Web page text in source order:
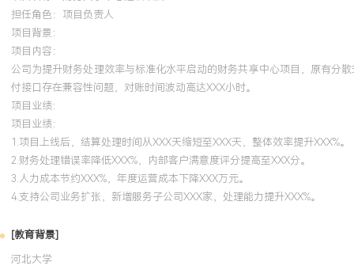
担任角色： 项目负责人
项目背景：
项目内容：
公司为提升财务处理效率与标准化水平启动的财务共享中心项目，原有分
付接口存在兼容性问题，对账时间波动高达XXX小时。
项目业绩：
项目业绩：
1.项目上线后，结算处理时间从XXX天缩短至XXX天，整体效率提升XXX%。
2.财务处理错误率降低XXX%，内部客户满意度评分提高至XXX分。
3.人力成本节约XXX%，年度运营成本下降XXX万元。
4.支持公司业务扩张，新增服务子公司XXX家，处理能力提升XXX%。
[教育背景]
河北大学